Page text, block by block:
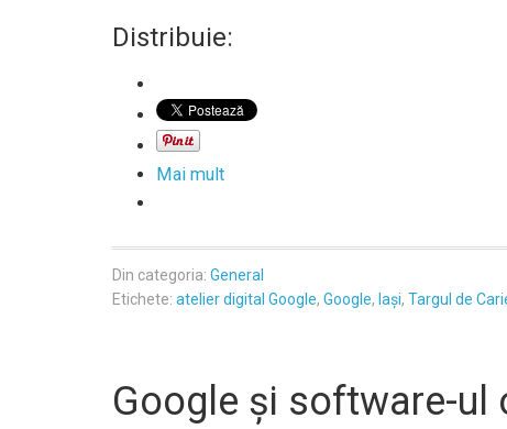
Distribuie:
Mai mult
Din categoria: General
Etichete: atelier digital Google, Google, Iași, Targul de
Google și software-ul